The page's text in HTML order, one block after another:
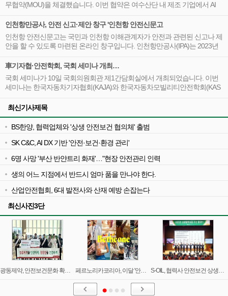
무협약(MOU)을 체결했습니다. 이번 협약은 여수산단 내 제조 기업에서 AI
한 근로 환경을 구축하기 위한 것입니다.
인천항만공사, 안전 신고·제안 창구 '인천항 안전신문고
인천항 안전신문고는 국민과 인천항 이해관계자가 안전과 관련된 신고나 제
안을 할 수 있도록 마련된 온라인 창구입니다. 인천항만공사(IPA)는 2023년
다고 밝혔습니다. 이번 포스트에서는 인천항 안전신문고의 개요와 개편의
필요성, 새로운 로그인 방식, 신고 및 제안의 중요성, 신고의 종류, 신고 절차,
그리고 공공 참여의 중요성에 대해 자세히 알아보겠습니다.
車기자협·안전학회, 국회 세미나 개최…
국회 세미나가 10일 국회의원회관 제1간담회실에서 개최되었습니다. 이번
세미나는 한국자동차기자협회(KAJA)와 한국자동차모빌리티안전학회(KAS
안전 사고 제로’였습니다. 이 세미나는 국회 국토교통위원회 한준호 의원, 보
교통부, 행정안전부, 질병관리청에서 후원하였습니다.
최신기사제목
BS한양, 협력업체와 '상생 안전보건 협의체' 출범
SK C&C, AI DX 기반 '안전·보건·환경 관리'
6명 사망 '부산 반얀트리 화재'…"현장 안전관리 인력
생의 어느 지점에서 반드시 엄마 품을 만나야 한다.
산업안전협회, 6대 발전사와 산재 예방 손잡는다
최신사진3단
광동제약, 안전보건문화 확산 캠페인 성료 페르노리카코리아, 이달 '안전보건의 달' 지정…캠페인 S-OIL, 협력사 안전보건 상생협력사업 발대식 개최